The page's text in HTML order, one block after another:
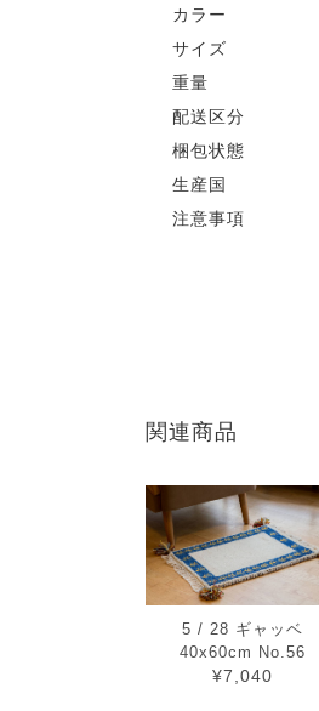
カラー
サイズ
重量
配送区分
梱包状態
生産国
注意事項
関連商品
5 / 28 ギャッベ
40x60cm No.56
¥7,040